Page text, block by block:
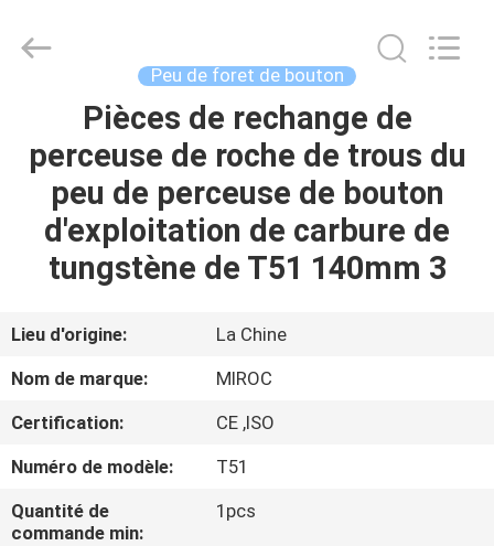
MAISON
DES
PRODUITS
SUJET
DE
NOUS
VISITE
D'USINE
(Beijing)
Peu de foret de bouton
Pièces de rechange de
perceuse de roche de trous du
peu de perceuse de bouton
d'exploitation de carbure de
tungstène de T51 140mm 3
Lieu d'origine:
La Chine
Nom de marque:
MIROC
Certification:
CE ,ISO
Numéro de modèle:
T51
Quantité de
commande min:
1pcs